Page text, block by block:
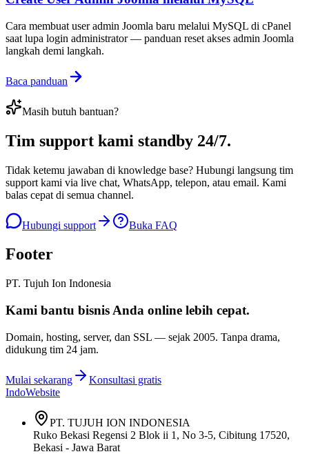
Cara membuat user admin Joomla baru melalui MySQL di cPanel
saat lupa login administrator — panduan reset akses admin Joomla
langkah demi langkah.
Baca panduan
Masih butuh bantuan?
Tim support kami standby 24/7.
Tidak ketemu jawaban di knowledge base? Hubungi langsung tim
support kami via live chat, WhatsApp, telepon, atau email. Kami
balas cepat di semua channel.
Hubungi support Buka FAQ
Footer
PT. Tujuh Ion Indonesia
Kami bantu bisnis Anda online lebih cepat.
Domain, hosting, server, dan SSL — sejak 2005. Tanpa drama,
didukung tim 24 jam.
Mulai sekarang
Konsultasi gratis
IndoWebsite
PT. TUJUH ION INDONESIA
Ruko Bekasi Regensi 2 Blok ii 1, No 3-5, Cibitung 17520,
Bekasi - Jawa Barat